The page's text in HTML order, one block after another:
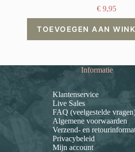
€ 9,95
TOEVOEGEN AAN
Informatie
Klantenservice
Live Sales
FAQ (veelgestelde
Algemene voorwaarden
Verzend- en
Privacybeleid
Mijn account